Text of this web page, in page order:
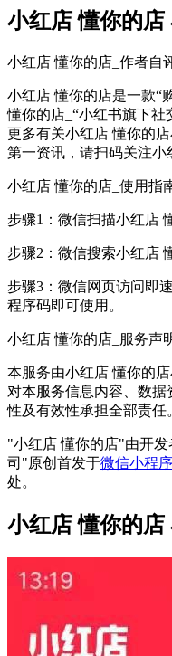
小红店 懂你的店
小红店 懂你的店_作者自
小红店 懂你的店是一款“
懂你的店_“小红书旗下社
更多有关小红店 懂你的
第一资讯，请扫码关注小
小红店 懂你的店_使用指
步骤1：微信扫描小红店
步骤2：微信搜索小红店
步骤3：微信网页访问即
程序码即可使用。
小红店 懂你的店_服务声
本服务由小红店 懂你的
对本服务信息内容、数
性及有效性承担全部责任
"小红店 懂你的店"由开
司"原创首发于微信小程序
处。
小红店 懂你的店